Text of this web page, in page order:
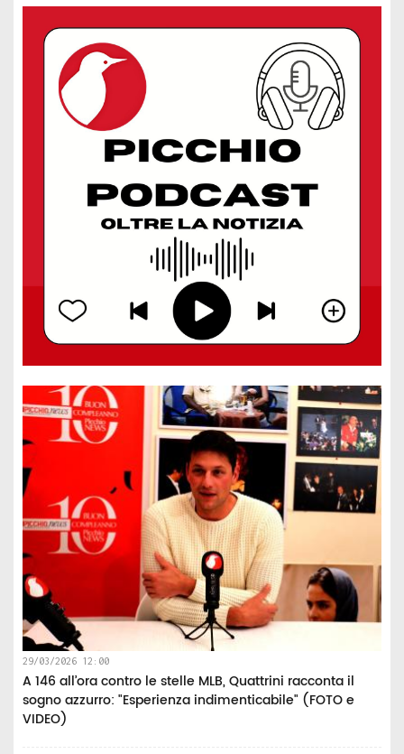
29/03/2026 12:00
A 146 all’ora contro le stelle MLB, Quattrini racconta il
sogno azzurro: "Esperienza indimenticabile" (FOTO e
VIDEO)